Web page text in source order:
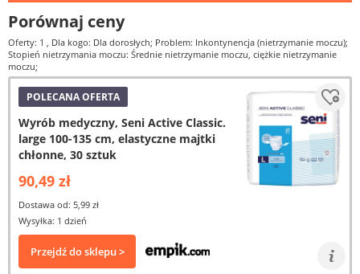
Porównaj ceny
Oferty: 1 , Dla kogo: Dla dorosłych; Problem: Inkontynencja (nietrzymanie moczu);
Stopień nietrzymania moczu: Średnie nietrzymanie moczu, ciężkie nietrzymanie
moczu;
POLECANA OFERTA
Wyrób medyczny, Seni Active Classic.
large 100-135 cm, elastyczne majtki
chłonne, 30 sztuk
90,49 zł
Dostawa od: 5,99 zł
Wysyłka: 1 dzień
Przejdź do sklepu >